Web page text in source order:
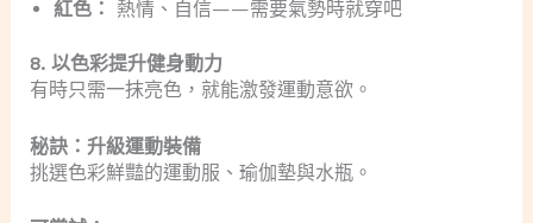
紅色：
熱情、自信——需要氣勢時就穿吧
8. 以色彩提升健身動力
有時只需一抹亮色，就能激發運動意欲。
秘訣：升級運動裝備
挑選色彩鮮豔的運動服、瑜伽墊與水瓶。